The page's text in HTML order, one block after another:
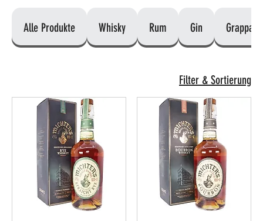
Alle Produkte Whisky Rum Gin Grappa
Filter & Sortierung